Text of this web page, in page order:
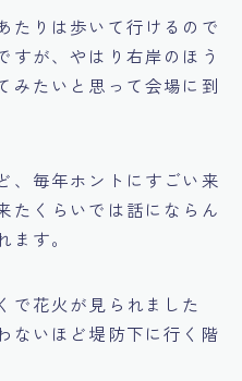
たりは歩いて行けるので
すが、やはり右岸のほう
みたいと思って会場に到
、毎年ホントにすごい来
たくらいでは話にならん
す。
で花火が見られました
ないほど堤防下に行く階